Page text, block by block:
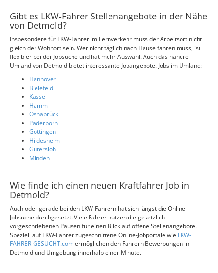
Gibt es LKW-Fahrer Stellenangebote in der Nähe
von Detmold?
Insbesondere für LKW-Fahrer im Fernverkehr muss der Arbeitsort nicht
gleich der Wohnort sein. Wer nicht täglich nach Hause fahren muss, ist
flexibler bei der Jobsuche und hat mehr Auswahl. Auch das nähere
Umland von Detmold bietet interessante Jobangebote. Jobs im Umland:
Hannover
Bielefeld
Kassel
Hamm
Osnabrück
Paderborn
Göttingen
Hildesheim
Gütersloh
Minden
Wie finde ich einen neuen Kraftfahrer Job in
Detmold?
Auch oder gerade bei den LKW-Fahrern hat sich längst die Online-
Jobsuche durchgesetzt. Viele Fahrer nutzen die gesetzlich
vorgeschriebenen Pausen für einen Blick auf offene Stellenangebote.
Speziell auf LKW-Fahrer zugeschnittene Online-Jobportale wie LKW-
FAHRER-GESUCHT.comermöglichen den Fahrern Bewerbungen in
Detmold und Umgebung innerhalb einer Minute.